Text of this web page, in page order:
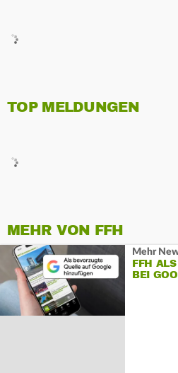
TOP MELDUNGEN
MEHR VON FFH
Mehr
FFH
BEI